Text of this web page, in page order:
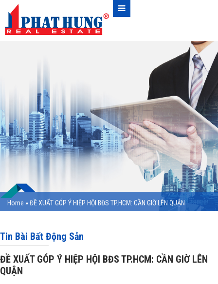
Home »ĐỀ XUẤT GÓP Ý HIỆP HỘI BĐS TP.HCM: CẦN GIỜ LÊN QUẬN
Tin Bài Bất Động Sản
ĐỀ XUẤT GÓP Ý HIỆP HỘI BĐS TP.HCM: CẦN GIỜ LÊN
QUẬN